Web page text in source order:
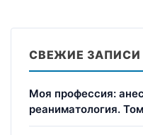
СВЕЖИЕ ЗАПИСИ
Моя профессия:
реаниматология.